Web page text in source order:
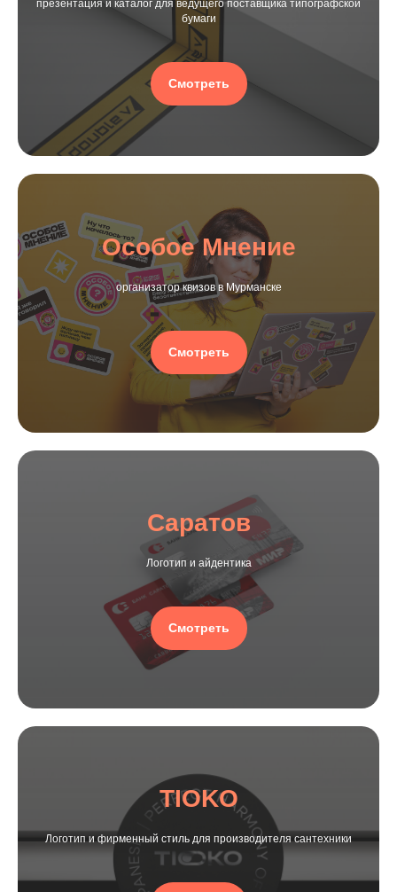
презентация и каталог для ведущего поставщика типографской
бумаги
Смотреть
Особое Мнение
организатор квизов в Мурманске
Смотреть
Саратов
Логотип и айдентика
Смотреть
TIOKO
Логотип и фирменный стиль для производителя сантехники